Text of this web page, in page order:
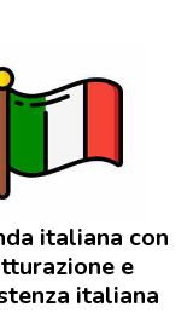
italiana con
e
italiana